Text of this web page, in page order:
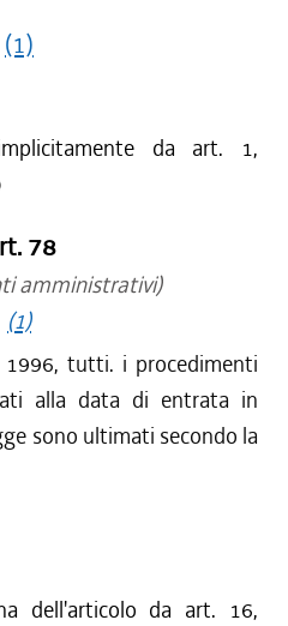
(1)
da art. 1,
78
amministrativi)
(1)
tutti. i procedimenti
alla data di entrata in
sono ultimati secondo la
dell'articolo da art. 16,